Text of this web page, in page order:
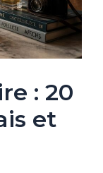
: 20
et